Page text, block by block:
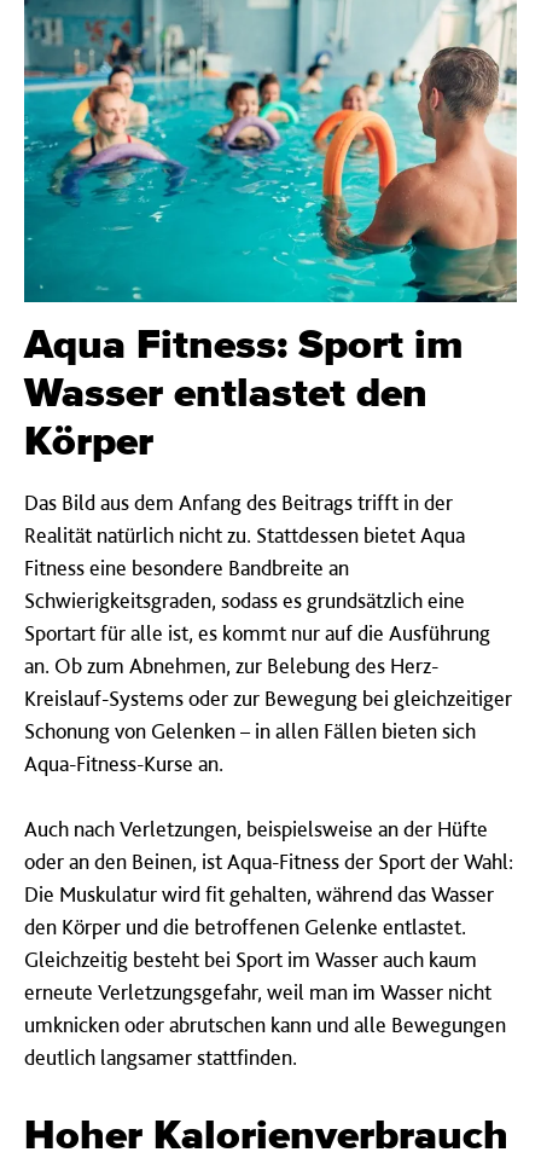
Aqua Fitness: Sport im
Wasser entlastet den
Körper
Das Bild aus dem Anfang des Beitrags trifft in der
Realität natürlich nicht zu. Stattdessen bietet Aqua
Fitness eine besondere Bandbreite an
Schwierigkeitsgraden, sodass es grundsätzlich eine
Sportart für alle ist, es kommt nur auf die Ausführung
an. Ob zum Abnehmen, zur Belebung des Herz-
Kreislauf-Systems oder zur Bewegung bei gleichzeitiger
Schonung von Gelenken – in allen Fällen bieten sich
Aqua-Fitness-Kurse an.
Auch nach Verletzungen, beispielsweise an der Hüfte
oder an den Beinen, ist Aqua-Fitness der Sport der Wahl:
Die Muskulatur wird fit gehalten, während das Wasser
den Körper und die betroffenen Gelenke entlastet.
Gleichzeitig besteht bei Sport im Wasser auch kaum
erneute Verletzungsgefahr, weil man im Wasser nicht
umknicken oder abrutschen kann und alle Bewegungen
deutlich langsamer stattfinden.
Hoher Kalorienverbrauch